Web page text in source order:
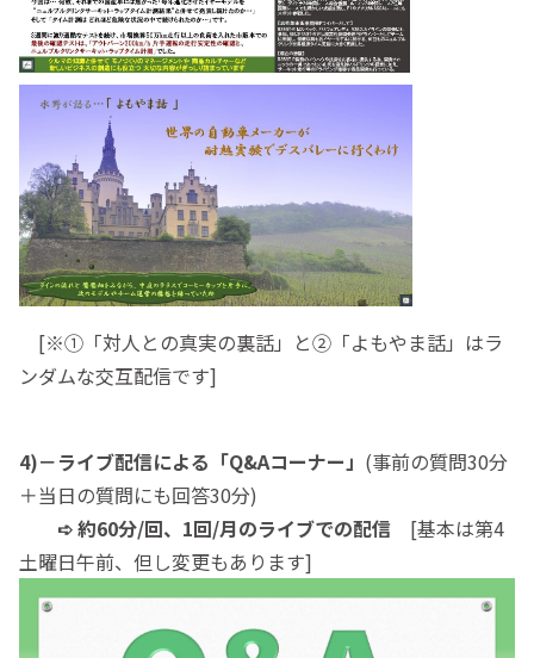
[※①「対人との真実の裏話」と②「よもやま話」はラ
ンダムな交互配信です]
4)－ライブ配信による「Q&Aコーナー」 (事前の質問30分
＋当日の質問にも回答30分)
➪ 約60分/回、1回/月のライブでの配信 [基本は第4
土曜日午前、但し変更もあります]